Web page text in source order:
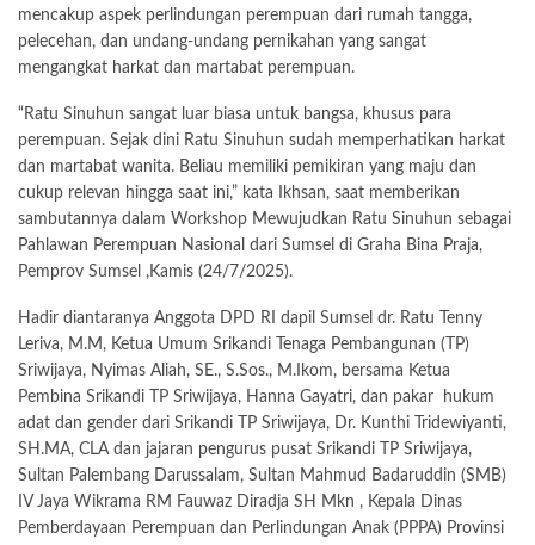
mencakup aspek perlindungan perempuan dari rumah tangga,
pelecehan, dan undang-undang pernikahan yang sangat
mengangkat harkat dan martabat perempuan.
“Ratu Sinuhun sangat luar biasa untuk bangsa, khusus para
perempuan. Sejak dini Ratu Sinuhun sudah memperhatikan harkat
dan martabat wanita. Beliau memiliki pemikiran yang maju dan
cukup relevan hingga saat ini,” kata Ikhsan, saat memberikan
sambutannya dalam Workshop Mewujudkan Ratu Sinuhun sebagai
Pahlawan Perempuan Nasional dari Sumsel di Graha Bina Praja,
Pemprov Sumsel ,Kamis (24/7/2025).
Hadir diantaranya Anggota DPD RI dapil Sumsel dr. Ratu Tenny
Leriva, M.M, Ketua Umum Srikandi Tenaga Pembangunan (TP)
Sriwijaya, Nyimas Aliah, SE., S.Sos., M.Ikom, bersama Ketua
Pembina Srikandi TP Sriwijaya, Hanna Gayatri, dan pakar hukum
adat dan gender dari Srikandi TP Sriwijaya, Dr. Kunthi Tridewiyanti,
SH.MA, CLA dan jajaran pengurus pusat Srikandi TP Sriwijaya,
Sultan Palembang Darussalam, Sultan Mahmud Badaruddin (SMB)
IV Jaya Wikrama RM Fauwaz Diradja SH Mkn , Kepala Dinas
Pemberdayaan Perempuan dan Perlindungan Anak (PPPA) Provinsi